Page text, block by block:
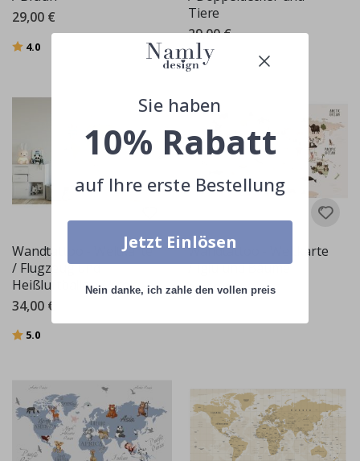
29,00 €
Bewertung:
4.0
Tiere
29,00 €
Wandtattoo - Weltkarte
/ Flugzeug und
Heißluftballon / Kreis
34,00 €
Bewertung:
5.0
Wandtattoo - Weltkarte
/ Iglu und Bäume
29,00 €
Sie haben
10% Rabatt
auf Ihre erste Bestellung
Jetzt Einlösen
Nein danke, ich zahle den vollen preis